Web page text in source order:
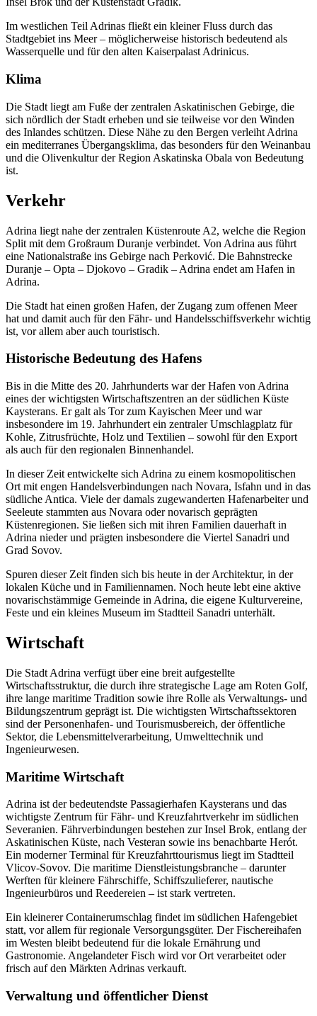
Im westlichen Teil Adrinas fließt ein kleiner Fluss durch das
Stadtgebiet ins Meer – möglicherweise historisch bedeutend als
Wasserquelle und für den alten Kaiserpalast Adrinicus.
Klima
Die Stadt liegt am Fuße der zentralen Askatinischen Gebirge, die
sich nördlich der Stadt erheben und sie teilweise vor den Winden
des Inlandes schützen. Diese Nähe zu den Bergen verleiht Adrina
ein mediterranes Übergangsklima, das besonders für den Weinanbau
und die Olivenkultur der Region Askatinska Obala von Bedeutung
ist.
Verkehr
Adrina liegt nahe der zentralen Küstenroute A2, welche die Region
Split mit dem Großraum Duranje verbindet. Von Adrina aus führt
eine Nationalstraße ins Gebirge nach Perković. Die Bahnstrecke
Duranje – Opta – Djokovo – Gradik – Adrina endet am Hafen in
Adrina.
Die Stadt hat einen großen Hafen, der Zugang zum offenen Meer
hat und damit auch für den Fähr- und Handelsschiffsverkehr wichtig
ist, vor allem aber auch touristisch.
Historische Bedeutung des Hafens
Bis in die Mitte des 20. Jahrhunderts war der Hafen von Adrina
eines der wichtigsten Wirtschaftszentren an der südlichen Küste
Kaysterans. Er galt als Tor zum Kayischen Meer und war
insbesondere im 19. Jahrhundert ein zentraler Umschlagplatz für
Kohle, Zitrusfrüchte, Holz und Textilien – sowohl für den Export
als auch für den regionalen Binnenhandel.
In dieser Zeit entwickelte sich Adrina zu einem kosmopolitischen
Ort mit engen Handelsverbindungen nach Novara, Isfahn und in das
südliche Antica. Viele der damals zugewanderten Hafenarbeiter und
Seeleute stammten aus Novara oder novarisch geprägten
Küstenregionen. Sie ließen sich mit ihren Familien dauerhaft in
Adrina nieder und prägten insbesondere die Viertel Sanadri und
Grad Sovov.
Spuren dieser Zeit finden sich bis heute in der Architektur, in der
lokalen Küche und in Familiennamen. Noch heute lebt eine aktive
novarischstämmige Gemeinde in Adrina, die eigene Kulturvereine,
Feste und ein kleines Museum im Stadtteil Sanadri unterhält.
Wirtschaft
Die Stadt Adrina verfügt über eine breit aufgestellte
Wirtschaftsstruktur, die durch ihre strategische Lage am Roten Golf,
ihre lange maritime Tradition sowie ihre Rolle als Verwaltungs- und
Bildungszentrum geprägt ist. Die wichtigsten Wirtschaftssektoren
sind der Personenhafen- und Tourismusbereich, der öffentliche
Sektor, die Lebensmittelverarbeitung, Umwelttechnik und
Ingenieurwesen.
Maritime Wirtschaft
Adrina ist der bedeutendste Passagierhafen Kaysterans und das
wichtigste Zentrum für Fähr- und Kreuzfahrtverkehr im südlichen
Severanien. Fährverbindungen bestehen zur Insel Brok, entlang der
Askatinischen Küste, nach Vesteran sowie ins benachbarte Herót.
Ein moderner Terminal für Kreuzfahrttourismus liegt im Stadtteil
Vlicov-Sovov. Die maritime Dienstleistungsbranche – darunter
Werften für kleinere Fährschiffe, Schiffszulieferer, nautische
Ingenieurbüros und Reedereien – ist stark vertreten.
Ein kleinerer Containerumschlag findet im südlichen Hafengebiet
statt, vor allem für regionale Versorgungsgüter. Der Fischereihafen
im Westen bleibt bedeutend für die lokale Ernährung und
Gastronomie. Angelandeter Fisch wird vor Ort verarbeitet oder
frisch auf den Märkten Adrinas verkauft.
Verwaltung und öffentlicher Dienst